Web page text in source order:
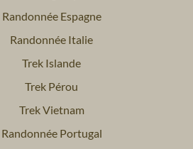
Randonnée Espagne
Randonnée Italie
Trek Islande
Trek Pérou
Trek Vietnam
Randonnée Portugal